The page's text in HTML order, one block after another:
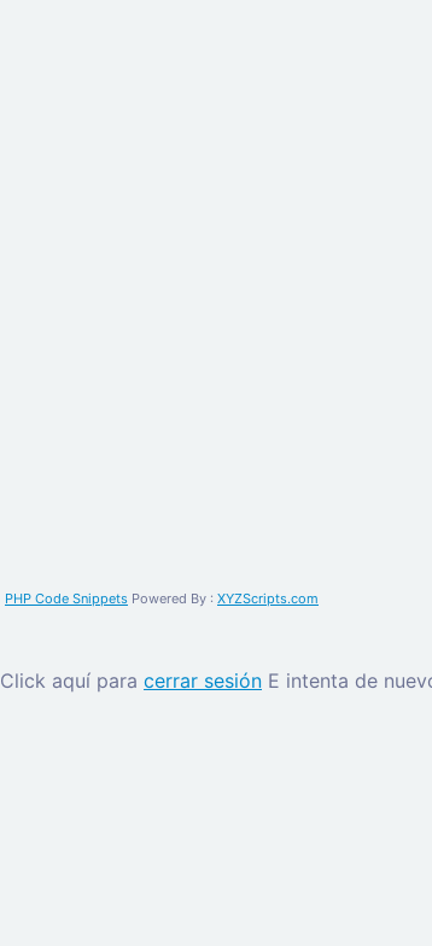
PHP Code Snippets Powered By : XYZScripts.com
Click aquí para cerrar sesión E intenta de